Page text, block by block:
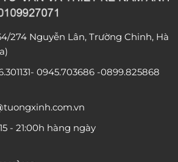
274 Nguyễn Lân, Trường Chinh, Hà
- 0945.703686 -0899.825868
- 21:00h hàng ngày